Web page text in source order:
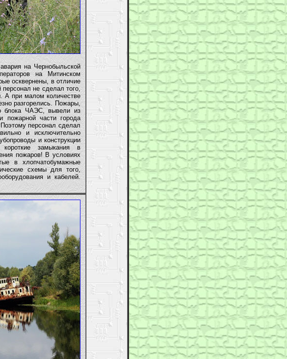
на Чернобыльской
на Митинском
осквернены, в отличие
не сделал того,
А при малом количестве
разгорелись. Пожары,
блока ЧАЭС, вывели из
пожарной части города
персонал сделал
и исключительно
и конструкции
замыкания в
пожаров! В условиях
в хлопчатобумажные
схемы для того,
и кабелей.